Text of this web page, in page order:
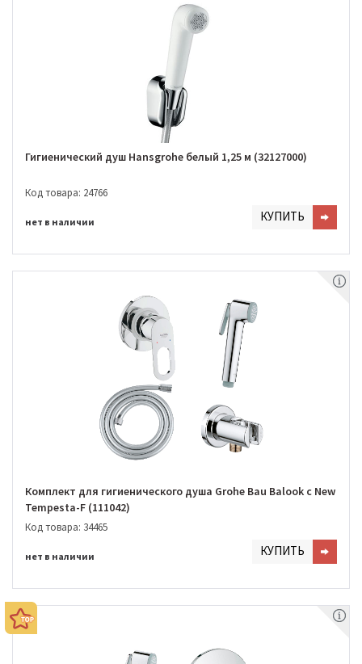
Гигиенический душ Hansgrohe белый 1,25 м (32127000)
Код товара: 24766
нет в наличии КУПИТЬ
Комплект для гигиенического душа Grohe Bau Balook с New
Tempesta-F (111042)
Код товара: 34465
нет в наличии КУПИТЬ